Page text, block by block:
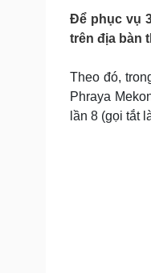
Tin nóng
Tư vấn luật
Sức khỏe
Dinh dưỡng -
Để phục vụ
trên địa bàn
Theo đó,
Phraya
lần 8 (gọi tắt